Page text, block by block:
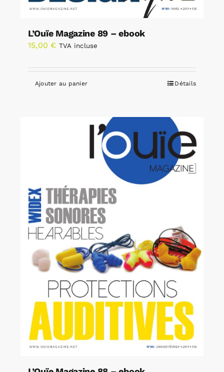
L’Ouïe Magazine 89 – ebook
15,00 € TVA incluse
Ajouter au panier Détails